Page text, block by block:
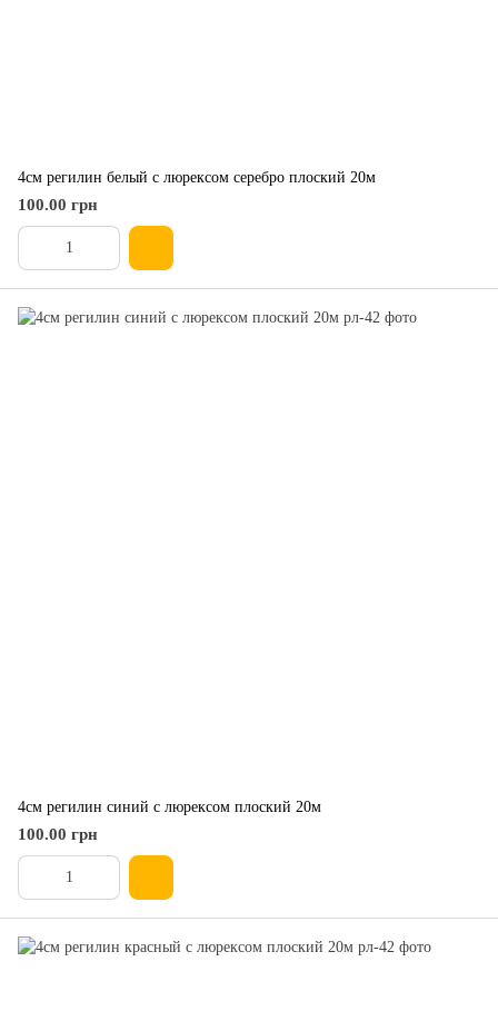
4см регилин белый с люрексом серебро плоский 20м
100.00 грн
4см регилин синий с люрексом плоский 20м
100.00 грн